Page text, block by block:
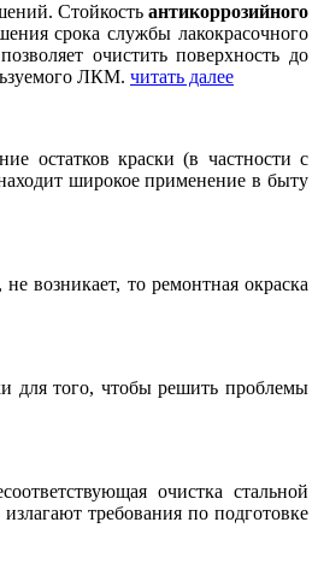
Стойкостьантикоррозийного
срока службы лакокрасочного
очистить поверхность до
ЛКМ. читать далее
остатков краски (в частности с
широкое применение в быту
возникает, то ремонтная окраска
для того, чтобы решить проблемы
очистка стальной
требования по подготовке